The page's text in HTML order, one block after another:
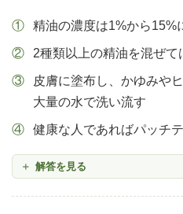
精油の濃度は1%から15%
2種類以上の精油を混ぜて
皮膚に塗布し、かゆみや
大量の水で洗い流す
健康な人であればパッチ
解答を見る